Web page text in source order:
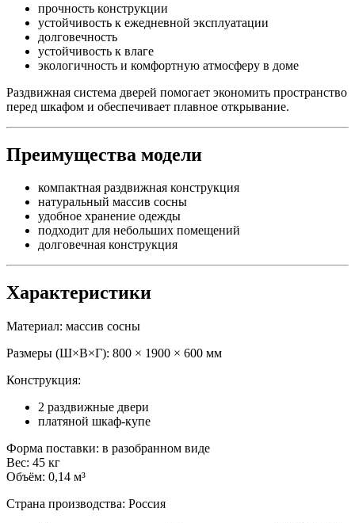
прочность конструкции
устойчивость к ежедневной эксплуатации
долговечность
устойчивость к влаге
экологичность и комфортную атмосферу в доме
Раздвижная система дверей помогает экономить пространство
перед шкафом и обеспечивает плавное открывание.
Преимущества модели
компактная раздвижная конструкция
натуральный массив сосны
удобное хранение одежды
подходит для небольших помещений
долговечная конструкция
Характеристики
Материал: массив сосны
Размеры (Ш×В×Г): 800 × 1900 × 600 мм
Конструкция:
2 раздвижные двери
платяной шкаф-купе
Форма поставки: в разобранном виде
Вес: 45 кг
Объём: 0,14 м³
Страна производства: Россия